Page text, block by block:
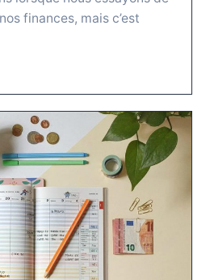
finances, mais c’est